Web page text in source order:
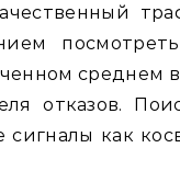
среднем
отказов.
как